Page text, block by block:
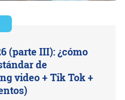
(parte III): ¿cómo
de
video + Tik Tok +